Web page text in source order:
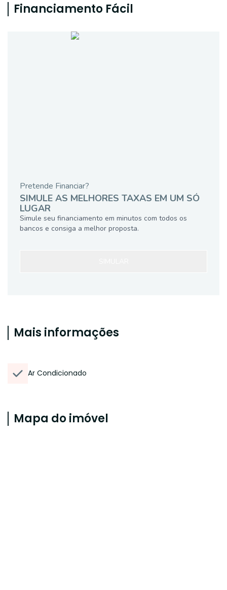
Financiamento Fácil
Pretende Financiar?
SIMULE AS MELHORES TAXAS EM UM SÓ
LUGAR
Simule seu financiamento em minutos com todos os
bancos e consiga a melhor proposta.
Mais informações
Ar Condicionado
Mapa do imóvel